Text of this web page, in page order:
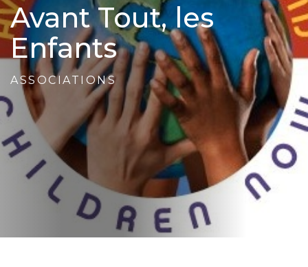
Avant Tout, les
Enfants
ASSOCIATIONS